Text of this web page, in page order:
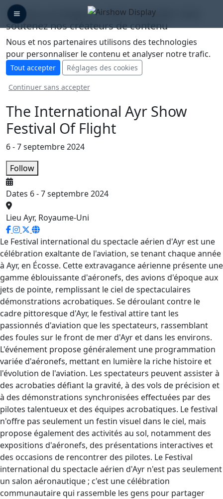
🛡️ Nous protégeons votre vie privée, vous
soutenez nos créateurs de contenu
Nous et nos partenaires utilisons des technologies
pour personnaliser le contenu et analyser notre trafic.
Tout accepter Réglages des cookies
Continuer sans accepter
The International Ayr Show
Festival Of Flight
6 - 7 septembre 2024
Follow
Dates 6 - 7 septembre 2024
Lieu Ayr, Royaume-Uni
Le Festival international du spectacle aérien d'Ayr est une
célébration exaltante de l'aviation, se tenant chaque année
à Ayr, en Écosse. Cette extravagance aérienne présente une
gamme éblouissante d'aéronefs, des avions d'époque aux
jets de pointe, remplissant le ciel de spectaculaires
démonstrations acrobatiques. Se déroulant contre le
cadre pittoresque d'Ayr, le festival attire tant les
passionnés d'aviation que les spectateurs, rassemblant
des foules sur le front de mer d'Ayr et dans les environs.
L'événement propose généralement une programmation
variée d'aéronefs, mettant en lumière la riche histoire et
l'évolution de l'aviation. Les spectateurs peuvent assister à
des acrobaties défiant la gravité, à des vols de précision et
à des démonstrations synchronisées effectuées par des
pilotes talentueux et des équipes acrobatiques. Le festival
n'offre pas seulement un festin visuel dans le ciel, mais
propose également des activités au sol, notamment des
expositions d'aéronefs, des présentations interactives et
des occasions de rencontrer des pilotes. Le Festival
international du spectacle aérien d'Ayr n'est pas seulement
un salon aéronautique ; c'est une célébration
communautaire qui rassemble les gens pour partager